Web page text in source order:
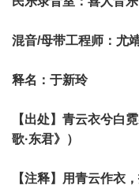
混音/母带工程师：尤
释名：于新玲
【出处】青云衣兮白
歌·东君》）
【注释】用青云作衣